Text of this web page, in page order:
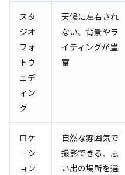
スタ
ジオ
フォ
トウ
ェデ
ィン
グ
天候に左右され
ない、背景やラ
イティングが豊
富
ロケ
ーシ
ョン
自然な雰囲気で
撮影できる、思
い出の場所を選